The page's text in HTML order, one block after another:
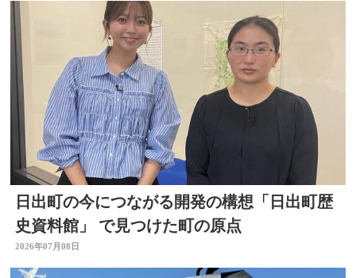
日出町の今につながる開発の構想「日出町歴
史資料館」 で見つけた町の原点
2026年07月08日